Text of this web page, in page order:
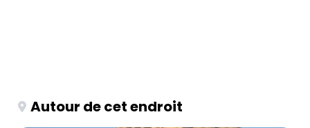
Autour de cet endroit